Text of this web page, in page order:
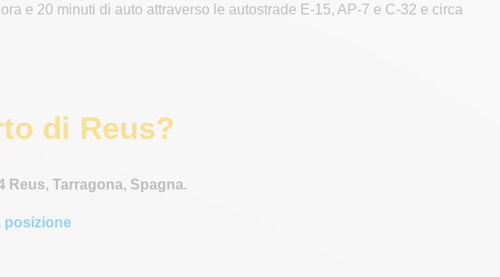
e 20 minuti di auto attraverso le autostrade E-15, AP-7 e C-32 e circa
di Reus?
Reus, Tarragona, Spagna.
posizione